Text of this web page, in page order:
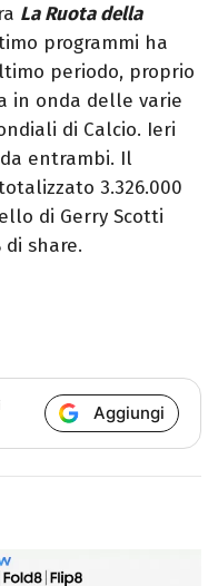
La Ruota della
programmi ha
periodo, proprio
in onda delle varie
di Calcio. Ieri
entrambi. Il
3.326.000
di Gerry Scotti
di share.
Aggiungi